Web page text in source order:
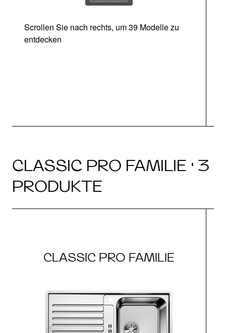
Scrollen Sie nach rechts, um 39 Modelle zu
entdecken
CLASSIC PRO FAMILIE · 3
PRODUKTE
CLASSIC PRO FAMILIE